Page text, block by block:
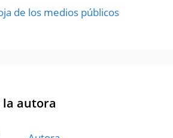
de los medios públicos
la autora